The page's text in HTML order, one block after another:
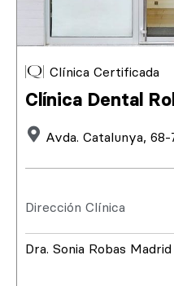
Clínica Certificada
Clínica Dental
Avda. Catalunya, 68-
Dirección Clínica
Dra. Sonia Robas Madrid